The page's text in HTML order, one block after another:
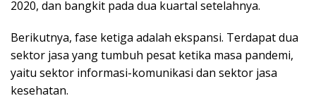
2020, dan bangkit pada dua kuartal setelahnya.
Berikutnya, fase ketiga adalah ekspansi. Terdapat dua
sektor jasa yang tumbuh pesat ketika masa pandemi,
yaitu sektor informasi-komunikasi dan sektor jasa
kesehatan.